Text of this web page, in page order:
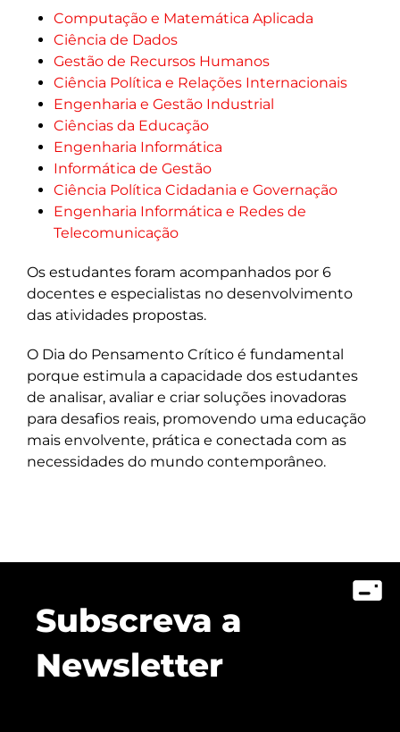
Computação e Matemática Aplicada
Ciência de Dados
Gestão de Recursos Humanos
Ciência Política e Relações Internacionais
Engenharia e Gestão Industrial
Ciências da Educação
Engenharia Informática
Informática de Gestão
Ciência Política Cidadania e Governação
Engenharia Informática e Redes de
Telecomunicação
Os estudantes foram acompanhados por 6
docentes e especialistas no desenvolvimento
das atividades propostas.
O Dia do Pensamento Crítico é fundamental
porque estimula a capacidade dos estudantes
de analisar, avaliar e criar soluções inovadoras
para desafios reais, promovendo uma educação
mais envolvente, prática e conectada com as
necessidades do mundo contemporâneo.
Subscreva a
Newsletter